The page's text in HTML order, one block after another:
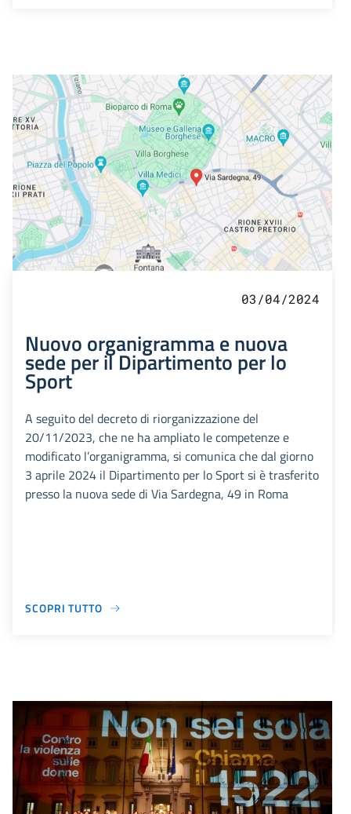
03/04/2024
Nuovo organigramma e nuova
sede per il Dipartimento per lo
Sport
A seguito del decreto di riorganizzazione del
20/11/2023, che ne ha ampliato le competenze e
modificato l’organigramma, si comunica che dal giorno
3 aprile 2024 il Dipartimento per lo Sport si è trasferito
presso la nuova sede di Via Sardegna, 49 in Roma
SCOPRI TUTTO